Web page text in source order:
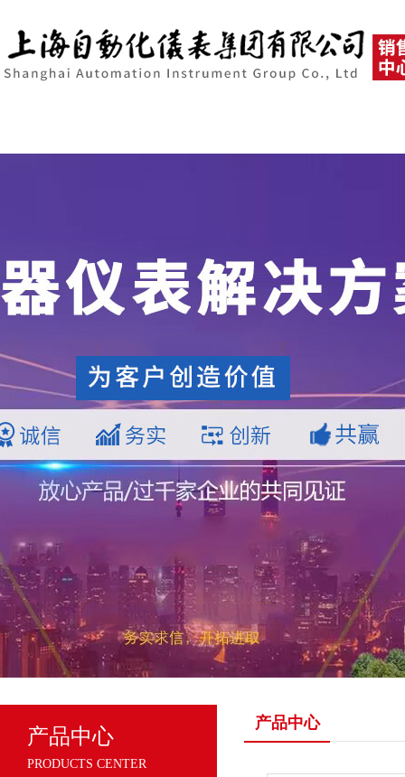
产品中心
PRODUCTS CENTER
产品中心